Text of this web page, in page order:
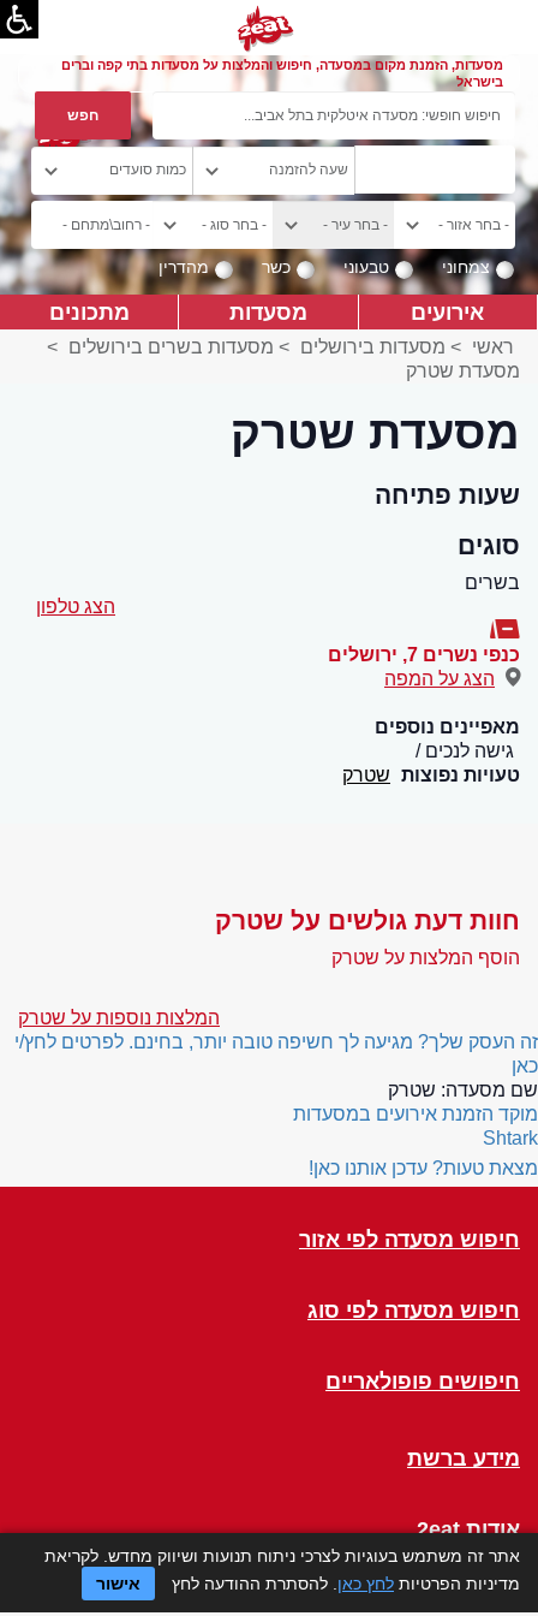
מסעדות, הזמנת מקום במסעדה, חיפוש והמלצות על מסעדות בתי קפה וברים
בישראל
צמחוני טבעוני כשר מהדרין
אירועים מסעדות מתכונים
ראשי > מסעדות בירושלים > מסעדות בשרים בירושלים >
מסעדת שטרק
מסעדת שטרק
שעות פתיחה
סוגים
בשרים
הצג טלפון
כנפי נשרים 7 , ירושלים
הצג על המפה
מאפיינים נוספים
גישה לנכים
טעויות נפוצות שטרק
חוות דעת גולשים על שטרק
הוסף המלצות על שטרק
המלצות נוספות על שטרק
זה העסק שלך? מגיעה לך חשיפה טובה יותר, בחינם. לפרטים לחץ/י
כאן
שם מסעדה: שטרק
מוקד הזמנת אירועים במסעדות
Shtark
מצאת טעות? עדכן אותנו כאן!
חיפוש מסעדה לפי אזור
חיפוש מסעדה לפי סוג
חיפושים פופולאריים
מידע ברשת
אודות 2eat
Click a Table
אתר זה משתמש בעוגיות לצרכי ניתוח תנועות ושיווק מחדש. לקריאת
מדיניות הפרטיות לחץ כאן . להסתרת ההודעה לחץ אישור